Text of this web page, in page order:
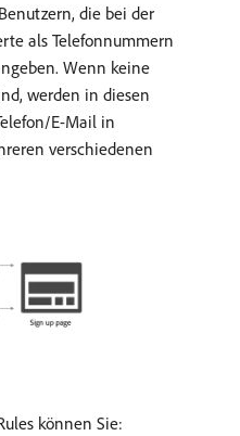
die bei der
als Telefonnummern
Wenn keine
werden in diesen
E-Mail in
verschiedenen
können Sie: